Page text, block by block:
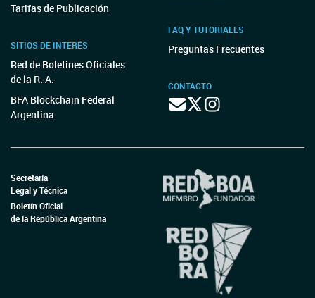
Tarifas de Publicación
SITIOS DE INTERÉS
Red de Boletines Oficiales
de la R. A.
BFA Blockchain Federal
Argentina
FAQ Y TUTORIALES
Preguntas Frecuentes
CONTACTO
Secretaría
Legal y Técnica
Boletín Oficial
de la República Argentina